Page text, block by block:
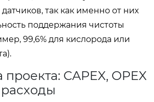
так как именно от них
поддержания чистоты
99,6% для кислорода или
CAPEX, OPEX